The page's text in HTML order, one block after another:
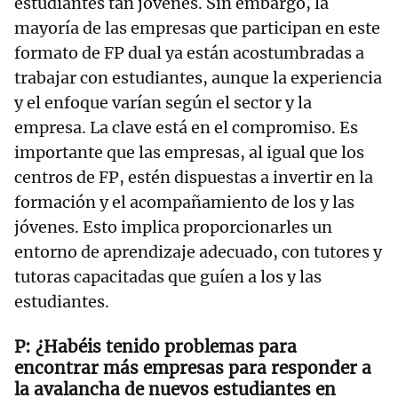
mayoría de las empresas que participan en este
formato de FP dual ya están acostumbradas a
trabajar con estudiantes, aunque la experiencia
y el enfoque varían según el sector y la
empresa. La clave está en el compromiso. Es
importante que las empresas, al igual que los
centros de FP, estén dispuestas a invertir en la
formación y el acompañamiento de los y las
jóvenes. Esto implica proporcionarles un
entorno de aprendizaje adecuado, con tutores y
tutoras capacitadas que guíen a los y las
estudiantes.
¿Habéis tenido problemas para
encontrar más empresas para responder a
la avalancha de nuevos estudiantes en